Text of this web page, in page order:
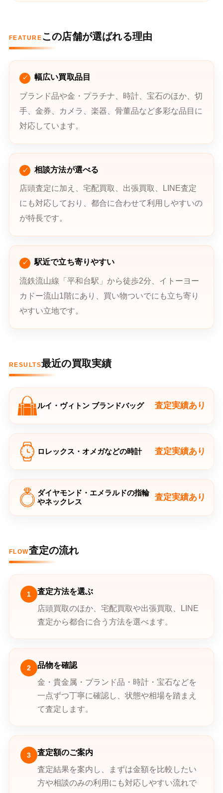
FEATURE この店舗が選ばれる理由
幅広い買取品目
ブランド品や金・プラチナ、時計、宝石のほか、切
手、金券、カメラ、楽器、骨董品など多彩な品目に
対応しています。
相談方法が選べる
店頭査定に加え、宅配買取、出張買取、LINE査定
にも対応しており、都合に合わせて利用しやすいの
が特長です。
駅近で立ち寄りやすい
流鉄流山線「平和台駅」から徒歩2分、イトーヨー
カドー流山1階にあり、買い物ついでにも立ち寄り
やすい立地です。
RESULTS最近の買取実績
ルイ・ヴィトン ブランドバッグ 査定実績あり
ロレックス・オメガなどの時計 査定実績あり
ダイヤモンド・エメラルドの指輪
やネックレス
査定実績あり
FLOW査定の流れ
1
査定方法を選ぶ
店頭買取のほか、宅配買取や出張買取、LINE
査定から都合に合う方法を選べます。
2
品物を確認
金・貴金属・ブランド品・時計・宝石などを
一点ずつ丁寧に確認し、状態や相場を踏まえ
て査定します。
3
査定額のご案内
査定結果を案内し、まずは金額を比較したい
方や相談のみの利用にも対応しやすい流れで